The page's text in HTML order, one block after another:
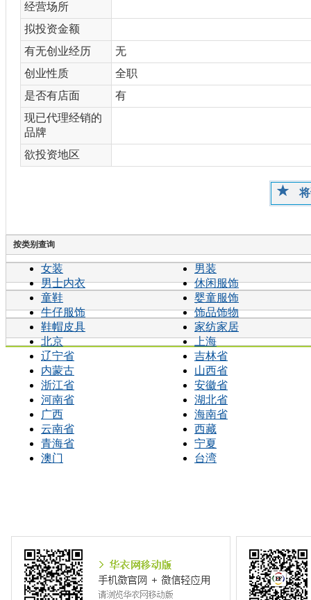
经营场所
拟投资金额
有无创业经历
无
创业性质
全职
是否有店面
有
现已代理经销的
品牌
欲投资地区
按类别查询
女装
男装
男士内衣
休闲服饰
童鞋
婴童服饰
牛仔服饰
饰品饰物
鞋帽皮具
家纺家居
北京
上海
辽宁省
吉林省
内蒙古
山西省
浙江省
安徽省
河南省
湖北省
广西
海南省
云南省
西藏
青海省
宁夏
澳门
台湾